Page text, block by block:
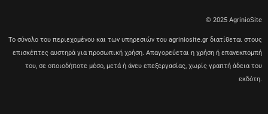
© 2025 AgrinioSite
Το σύνολο του περιεχομένου και των υπηρεσιών του agriniosite.gr διατίθεται στους
επισκέπτες αυστηρά για προσωπική χρήση. Απαγορεύεται η χρήση ή επανεκπομπή
του, σε οποιοδήποτε μέσο, μετά ή άνευ επεξεργασίας, χωρίς γραπτή άδεια του
εκδότη.